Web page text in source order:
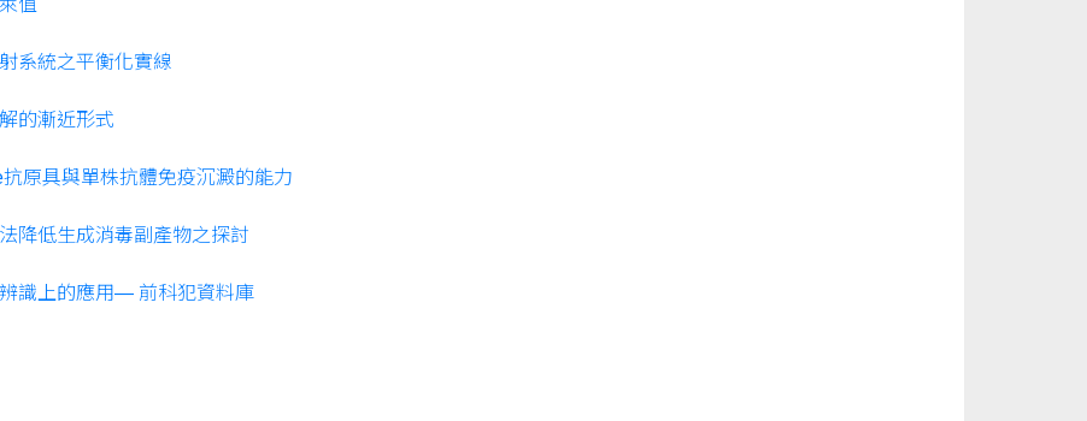
值
系統之平衡化實線
的漸近形式
原具與單株抗體免疫沉澱的能力
降低生成消毒副產物之探討
識上的應用— 前科犯資料庫